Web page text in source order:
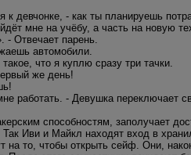
девчонке, - как ты планируешь
мне на учёбу, а часть на новую
- Отвечает парень.
автомобили.
что я куплю сразу три тачки.
же день!
работать. - Девушка переключает
способностям, заполучает
Так Иви и Майкл находят вход в
на то, чтобы открыть сейф. Они,